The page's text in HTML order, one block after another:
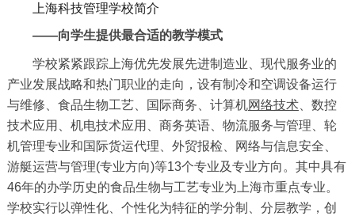
上海科技管理学校简介
——向学生提供最合适的教学模式
学校紧紧跟踪上海优先发展先进制造业、现代服务业的
产业发展战略和热门职业的走向，设有制冷和空调设备运行
与维修、食品生物工艺、国际商务、计算机网络技术、数控
技术应用、机电技术应用、商务英语、物流服务与管理、轮
机管理专业和国际货运代理、外贸报检、网络与信息安全、
游艇运营与管理(专业方向)等13个专业及专业方向。其中具有
46年的办学历史的食品生物与工艺专业为上海市重点专业。
学校实行以弹性化、个性化为特征的学分制、分层教学，创